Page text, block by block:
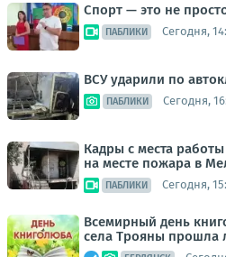
Спорт — это не
ПАБЛИКИ Сегодня,
ВСУ ударили по
ПАБЛИКИ Сегодня,
Кадры с места
на месте пожара в
ПАБЛИКИ Сегодня,
Всемирный день
села Трояны прошла